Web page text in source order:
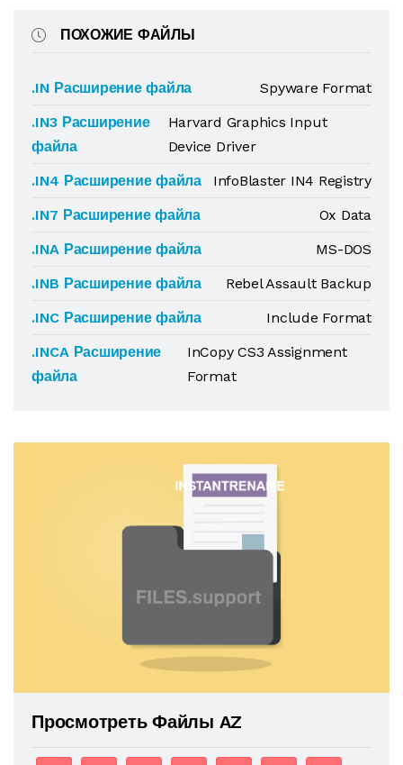
ПОХОЖИЕ ФАЙЛЫ
.IN Расширение файла
Spyware Format
.IN3 Расширение
файла
Harvard Graphics Input
Device Driver
.IN4 Расширение файла
InfoBlaster IN4 Registry
.IN7 Расширение файла
Ox Data
.INA Расширение файла
MS-DOS
.INB Расширение файла
Rebel Assault Backup
.INC Расширение файла
Include Format
.INCA Расширение
файла
InCopy CS3 Assignment
Format
Просмотреть Файлы AZ